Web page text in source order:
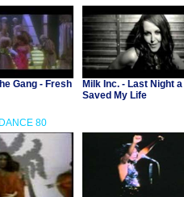
Gang - Fresh
Milk Inc. - Last Night
Saved My Life
80